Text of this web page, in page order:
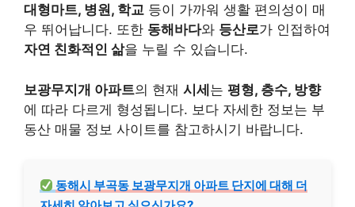
대형마트, 병원, 학교 등이 가까워 생활 편의성이 매
우 뛰어납니다. 또한 동해바다와 등산로가 인접하여
자연 친화적인 삶을 누릴 수 있습니다.
보광무지개 아파트의 현재 시세는 평형, 층수, 방향
에 따라 다르게 형성됩니다. 보다 자세한 정보는 부
동산 매물 정보 사이트를 참고하시기 바랍니다.
동해시 부곡동 보광무지개 아파트 단지에 대해 더